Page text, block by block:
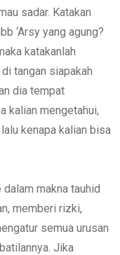
sadar. Katakan
‘Arsy yang agung?
katakanlah
tangan siapakah
dia tempat
kalian mengetahui,
kenapa kalian bisa
makna tauhid
memberi rizki,
semua urusan
Jika